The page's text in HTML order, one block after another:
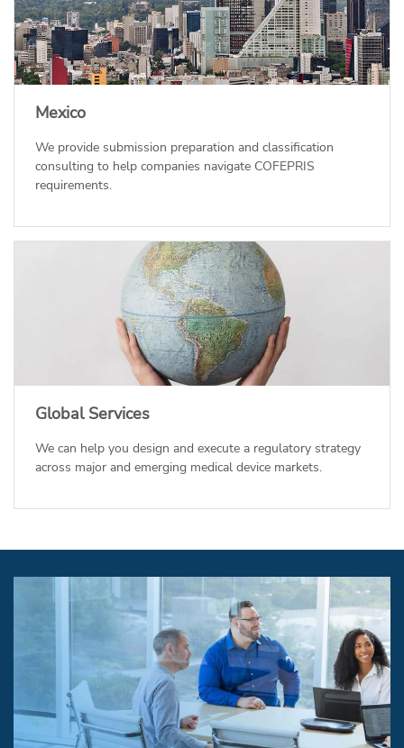
Mexico
We provide submission preparation and classification
consulting to help companies navigate COFEPRIS
requirements.
Global Services
We can help you design and execute a regulatory strategy
across major and emerging medical device markets.